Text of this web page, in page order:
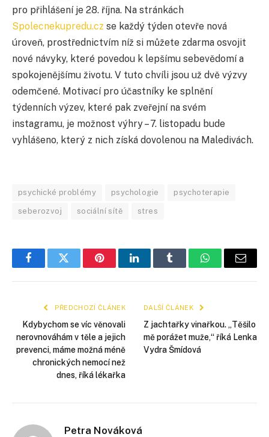
pro přihlášení je 28. října. Na stránkách
Spolecnekupredu.cz se každý týden otevře nová
úroveň, prostřednictvím níž si můžete zdarma osvojit
nové návyky, které povedou k lepšímu sebevědomí a
spokojenějšímu životu. V tuto chvíli jsou už dvě výzvy
odemčené. Motivací pro účastníky ke splnění
týdenních výzev, které pak zveřejní na svém
instagramu, je možnost výhry – 7. listopadu bude
vyhlášeno, který z nich získá dovolenou na Maledivách.
psychické problémy psychologie psychoterapie
seberozvoj sociální sítě stres
FacebookTwitter PinterestLinkedInTumblr WhatsApp
E-
PŘEDCHOZÍ ČLÁNEK
Kdybychom se víc věnovali
nerovnováhám v těle a jejich
prevenci, máme možná méně
chronických nemocí než
dnes, říká lékařka
DALŠÍ ČLÁNEK
Z jachtařky vinařkou. „Těšilo
mě porážet muže,“ říká Lenka
Vydra Šmídová
Petra Nováková